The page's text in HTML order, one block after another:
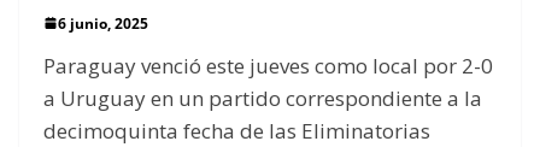
6 junio, 2025
Paraguay venció este jueves como local por 2-0
a Uruguay en un partido correspondiente a la
decimoquinta fecha de las Eliminatorias